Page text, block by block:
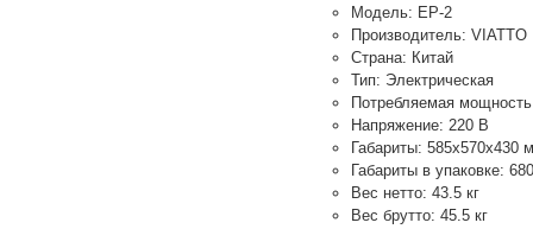
Модель: EP-2
Производитель: VIATTO
Страна: Китай
Тип: Электрическая
Потребляемая
Напряжение: 220 В
Габариты: 585x570x430
Габариты в упаковке:
Вес нетто: 43.5 кг
Вес брутто: 45.5 кг